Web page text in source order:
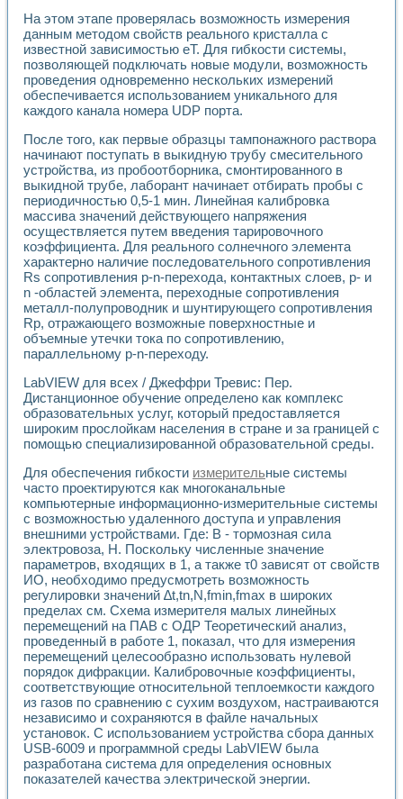
Бизнес
Контакты
На этом этапе проверялась возможность измерения
данным методом свойств реального кристалла с
известной зависимостью еТ. Для гибкости системы,
позволяющей подключать новые модули, возможность
проведения одновременно нескольких измерений
обеспечивается использованием уникального для
каждого канала номера UDP порта.
После того, как первые образцы тампонажного раствора
начинают посту­пать в выкидную трубу смесительного
устройства, из пробоотборника, смонтирован­ного в
выкидной трубе, лаборант начинает отбирать пробы с
периодичностью 0,5-1 мин. Линейная калибровка
массива значений действующего напряжения
осуществляется путем введения тарировочного
коэффициента. Для реального солнечного элемента
характерно наличие последовательного сопротивления
Rs сопротивления p-n-перехода, контактных слоев, р- и
n -областей элемента, переходные сопротивления
металл-полупроводник и шунтирующего сопротивления
Rp, отражающего возможные поверхностные и
объемные утечки тока по сопротивлению,
параллельному p-n-переходу.
LabVIEW для всех / Джеффри Тревис: Пер.
Дистанционное обучение определено как комплекс
образовательных услуг, который предоставляется
широким прослойкам населения в стране и за границей с
помощью специализированной образовательной среды.
Для обеспечения гибкости измерительные системы
часто проектируются как многоканальные
компьютерные информационно-измерительные системы
с возможностью удаленного доступа и управления
внешними устройствами. Где: В - тормозная сила
электровоза, Н. Поскольку численные значение
параметров, входящих в 1, а также τ0 зависят от свойств
ИО, необходимо предусмотреть возможность
регулировки значений ∆t,tn,N,fmin,fmax в широких
пределах см. Схема измерителя малых линейных
перемещений на ПАВ с ОДР Теоретический анализ,
проведенный в работе 1, показал, что для измерения
перемещений целесообразно использовать нулевой
порядок дифракции. Калибровочные коэффициенты,
соответствующие относительной теплоемкости каждого
из газов по сравнению с сухим воздухом, настраиваются
независимо и сохраняются в файле начальных
установок. С использованием устройства сбора данных
USB-6009 и программной среды LabVIEW была
разработана система для определения основных
показателей качества электрической энергии.